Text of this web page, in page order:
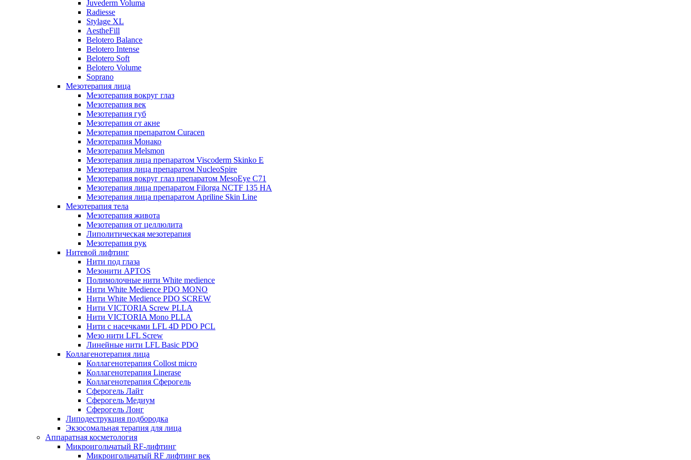
Juvederm Voluma
Radiesse
Stylage XL
AestheFill
Belotero Balance
Belotero Intense
Belotero Soft
Belotero Volume
Soprano
Мезотерапия лица
Мезотерапия вокруг глаз
Мезотерапия век
Мезотерапия губ
Мезотерапия от акне
Мезотерапия препаратом Curacen
Мезотерапия Монако
Мезотерапия Melsmon
Мезотерапия лица препаратом Viscoderm Skinko E
Мезотерапия лица препаратом NucleoSpire
Мезотерапия вокруг глаз препаратом MesoEye С71
Мезотерапия лица препаратом Filorga NCTF 135 HA
Мезотерапия лица препаратом Apriline Skin Line
Мезотерапия тела
Мезотерапия живота
Мезотерапия от целлюлита
Липолитическая мезотерапия
Мезотерапия рук
Нитевой лифтинг
Нити под глаза
Мезонити APTOS
Полимолочные нити White medience
Нити White Medience PDO MONO
Нити White Medience PDO SCREW
Нити VICTORIA Screw PLLA
Нити VICTORIA Mono PLLA
Нити с насечками LFL 4D PDO PCL
Мезо нити LFL Screw
Линейные нити LFL Basic PDO
Коллагенотерапия лица
Коллагенотерапия Collost micro
Коллагенотерапия Linerase
Коллагенотерапия Сферогель
Сферогель Лайт
Сферогель Медиум
Сферогель Лонг
Липодеструкция подбородка
Экзосомальная терапия для лица
Аппаратная косметология
Микроигольчатый RF-лифтинг
Микроигольчатый RF лифтинг век